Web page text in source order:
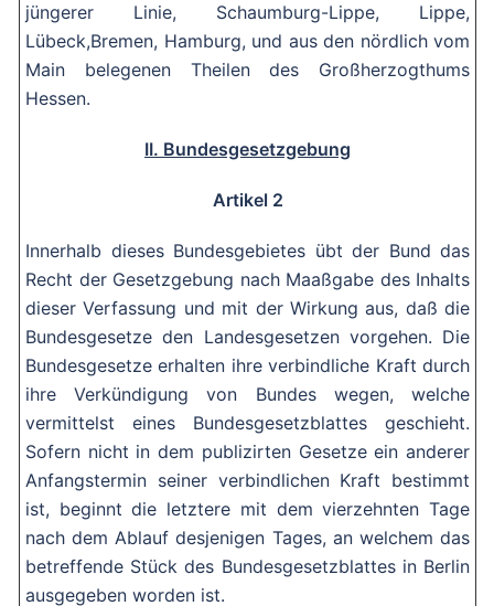
jüngerer Linie, Schaumburg-Lippe, Lippe,
Lübeck,Bremen, Hamburg, und aus den nördlich vom
Main belegenen Theilen des Großherzogthums
Hessen.
II. Bundesgesetzgebung
Artikel 2
Innerhalb dieses Bundesgebietes übt der Bund das
Recht der Gesetzgebung nach Maaßgabe des Inhalts
dieser Verfassung und mit der Wirkung aus, daß die
Bundesgesetze den Landesgesetzen vorgehen. Die
Bundesgesetze erhalten ihre verbindliche Kraft durch
ihre Verkündigung von Bundes wegen, welche
vermittelst eines Bundesgesetzblattes geschieht.
Sofern nicht in dem publizirten Gesetze ein anderer
Anfangstermin seiner verbindlichen Kraft bestimmt
ist, beginnt die letztere mit dem vierzehnten Tage
nach dem Ablauf desjenigen Tages, an welchem das
betreffende Stück des Bundesgesetzblattes in Berlin
ausgegeben worden ist.